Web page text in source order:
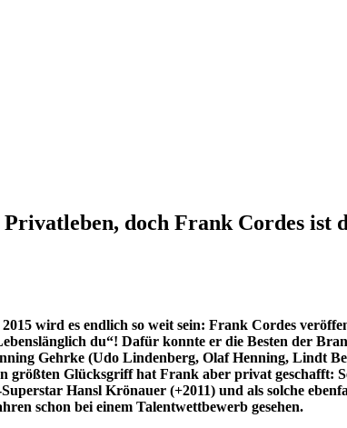
doch Frank Cordes ist
wird es endlich so weit sein: Frank Cordes
du“! Dafür konnte er die Besten der
Gehrke (Udo Lindenberg, Olaf Henning, Lindt
größten Glücksgriff hat Frank aber privat geschafft:
Hansl Krönauer (+2011) und als solche
schon bei einem Talentwettbewerb gesehen.